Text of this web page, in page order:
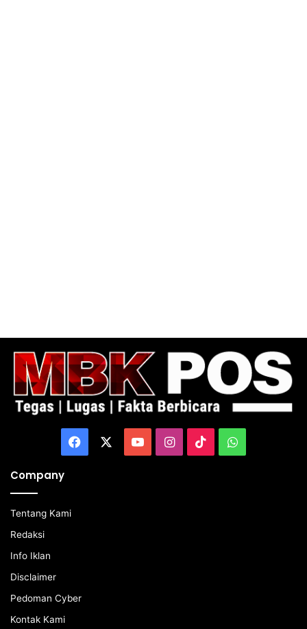
Facebook YouTubeInstagram
TikTokWhatsApp
Company
Tentang Kami
Redaksi
Info Iklan
Disclaimer
Pedoman Cyber
Kontak Kami